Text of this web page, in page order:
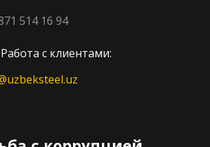
514 16 94
Работа с клиентами: